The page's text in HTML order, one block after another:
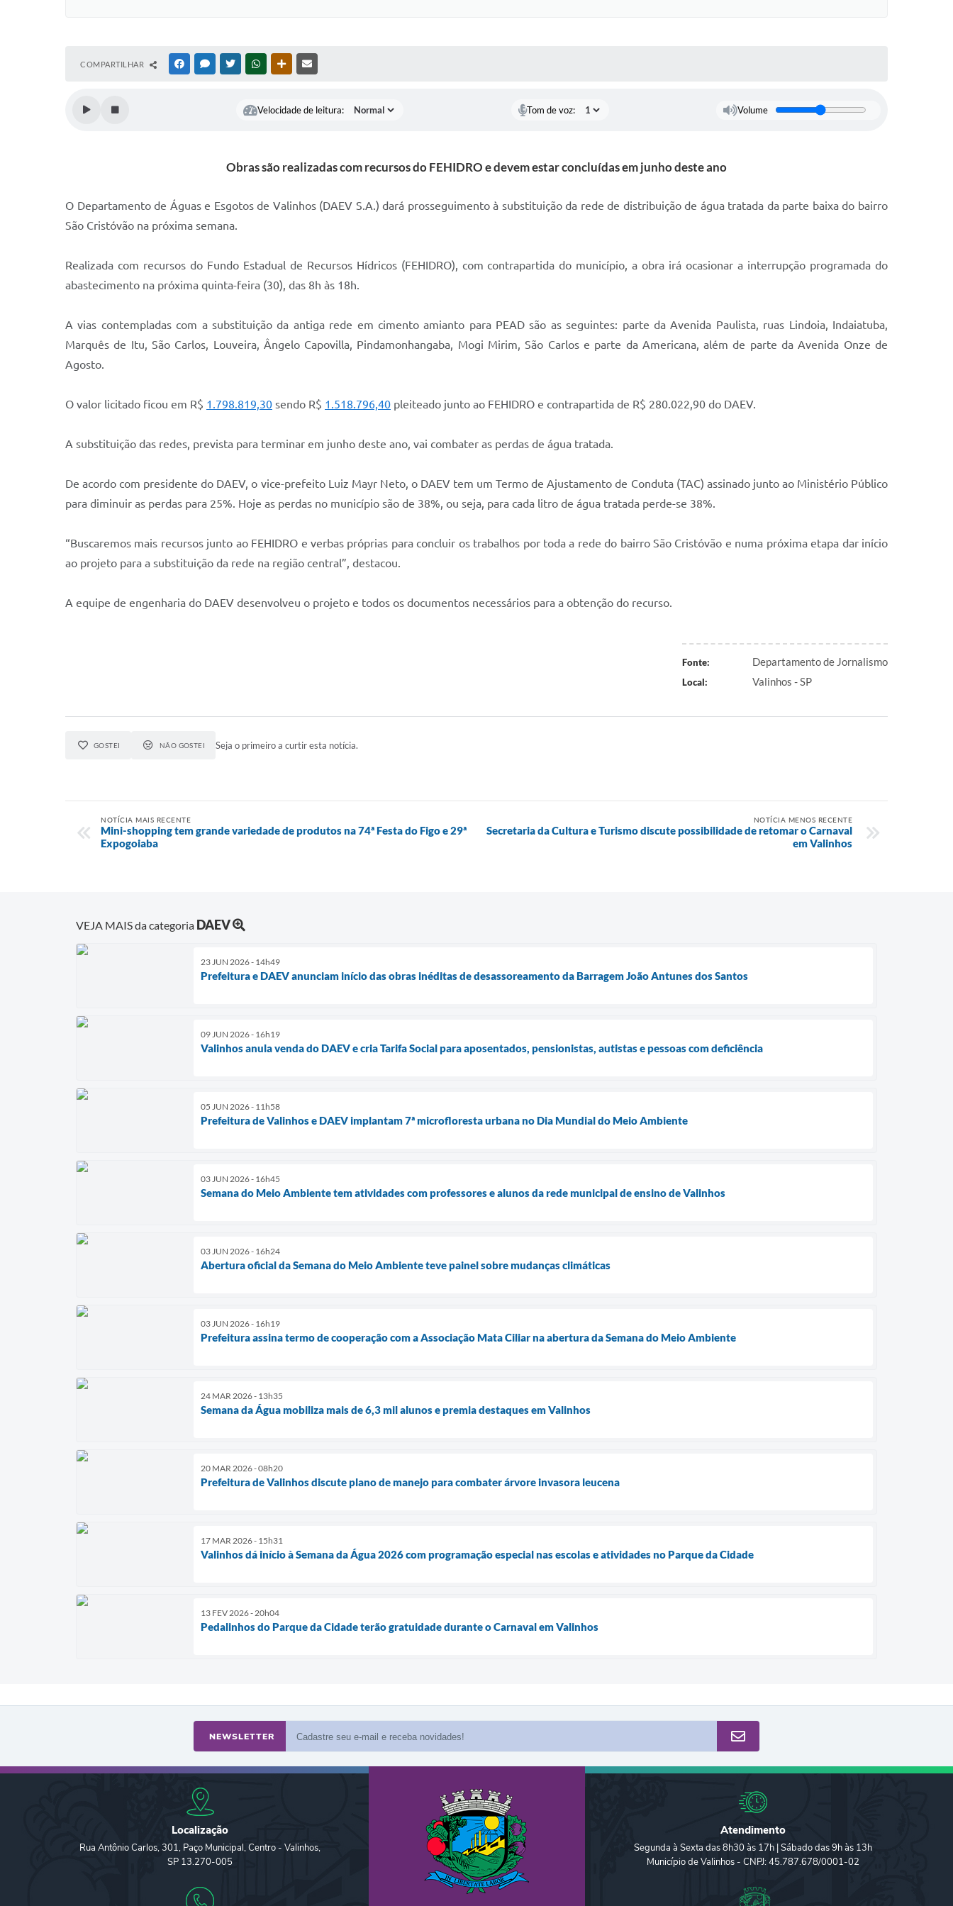
COMPARTILHAR FACEBOOKMESSENGER
TWITTERWHATSAPPOUTRAS MÍDIAS
Velocidade de leitura: Tom de voz: Volume
Obras são realizadas com recursos do FEHIDRO e devem estar concluídas em junho deste ano
O Departamento de Águas e Esgotos de Valinhos (DAEV S.A.) dará prosseguimento à substituição da rede de distribuição de água tratada da parte baixa do bairro
São Cristóvão na próxima semana.
Realizada com recursos do Fundo Estadual de Recursos Hídricos (FEHIDRO), com contrapartida do município, a obra irá ocasionar a interrupção programada do
abastecimento na próxima quinta-feira (30), das 8h às 18h.
A vias contempladas com a substituição da antiga rede em cimento amianto para PEAD são as seguintes: parte da Avenida Paulista, ruas Lindoia, Indaiatuba,
Marquês de Itu, São Carlos, Louveira, Ângelo Capovilla, Pindamonhangaba, Mogi Mirim, São Carlos e parte da Americana, além de parte da Avenida Onze de
Agosto.
O valor licitado ficou em R$ 1.798.819,30 sendo R$ 1.518.796,40 pleiteado junto ao FEHIDRO e contrapartida de R$ 280.022,90 do DAEV.
A substituição das redes, prevista para terminar em junho deste ano, vai combater as perdas de água tratada.
De acordo com presidente do DAEV, o vice-prefeito Luiz Mayr Neto, o DAEV tem um Termo de Ajustamento de Conduta (TAC) assinado junto ao Ministério Público
para diminuir as perdas para 25%. Hoje as perdas no município são de 38%, ou seja, para cada litro de água tratada perde-se 38%.
“Buscaremos mais recursos junto ao FEHIDRO e verbas próprias para concluir os trabalhos por toda a rede do bairro São Cristóvão e numa próxima etapa dar início
ao projeto para a substituição da rede na região central”, destacou.
A equipe de engenharia do DAEV desenvolveu o projeto e todos os documentos necessários para a obtenção do recurso.
Fonte: Departamento de Jornalismo
Local: Valinhos - SP
GOSTEI NÃO GOSTEI Seja o primeiro a curtir esta notícia.
NOTÍCIA MAIS RECENTE
Mini-shopping tem grande variedade de produtos na 74ª Festa do Figo e 29ª
Expogoiaba
NOTÍCIA MENOS RECENTE
Secretaria da Cultura e Turismo discute possibilidade de retomar o Carnaval
em Valinhos
VEJA MAIS da categoria DAEV
23 JUN 2026 - 14h49
Prefeitura e DAEV anunciam início das obras inéditas de desassoreamento da Barragem João Antunes dos Santos
09 JUN 2026 - 16h19
Valinhos anula venda do DAEV e cria Tarifa Social para aposentados, pensionistas, autistas e pessoas com deficiência
05 JUN 2026 - 11h58
Prefeitura de Valinhos e DAEV implantam 7ª microfloresta urbana no Dia Mundial do Meio Ambiente
03 JUN 2026 - 16h45
Semana do Meio Ambiente tem atividades com professores e alunos da rede municipal de ensino de Valinhos
03 JUN 2026 - 16h24
Abertura oficial da Semana do Meio Ambiente teve painel sobre mudanças climáticas
03 JUN 2026 - 16h19
Prefeitura assina termo de cooperação com a Associação Mata Ciliar na abertura da Semana do Meio Ambiente
24 MAR 2026 - 13h35
Semana da Água mobiliza mais de 6,3 mil alunos e premia destaques em Valinhos
20 MAR 2026 - 08h20
Prefeitura de Valinhos discute plano de manejo para combater árvore invasora leucena
17 MAR 2026 - 15h31
Valinhos dá início à Semana da Água 2026 com programação especial nas escolas e atividades no Parque da Cidade
13 FEV 2026 - 20h04
Pedalinhos do Parque da Cidade terão gratuidade durante o Carnaval em Valinhos
NEWSLETTER
Localização
Rua Antônio Carlos, 301, Paço Municipal, Centro - Valinhos,
SP 13.270-005
Atendimento
Segunda à Sexta das 8h30 às 17h | Sábado das 9h às 13h
Município de Valinhos - CNPJ: 45.787.678/0001-02